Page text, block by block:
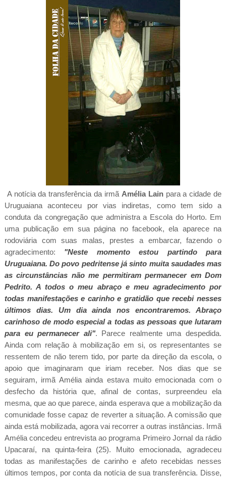
A notícia da transferência da irmã Amélia Lainpara a cidade de
Uruguaiana aconteceu por vias indiretas, como tem sido a
conduta da congregação que administra a Escola do Horto. Em
uma publicação em sua página no facebook, ela aparece na
rodoviária com suas malas, prestes a embarcar, fazendo o
agradecimento: "Neste momento estou partindo para
Uruguaiana. Do povo pedritense já sinto muita saudades mas
as circunstâncias não me permitiram permanecer em Dom
Pedrito. A todos o meu abraço e meu agradecimento por
todas manifestações e carinho e gratidão que recebi nesses
últimos dias. Um dia ainda nos encontraremos. Abraço
carinhoso de modo especial a todas as pessoas que lutaram
para eu permanecer ali". Parece realmente uma despedida.
Ainda com relação à mobilização em si, os representantes se
ressentem de não terem tido, por parte da direção da escola, o
apoio que imaginaram que iriam receber. Nos dias que se
seguiram, irmã Amélia ainda estava muito emocionada com o
desfecho da história que, afinal de contas, surpreendeu ela
mesma, que ao que parece, ainda esperava que a mobilização da
comunidade fosse capaz de reverter a situação. A comissão que
ainda está mobilizada, agora vai recorrer a outras instâncias. Irmã
Amélia concedeu entrevista ao programa Primeiro Jornal da rádio
Upacaraí, na quinta-feira (25). Muito emocionada, agradeceu
todas as manifestações de carinho e afeto recebidas nesses
últimos tempos, por conta da notícia de sua transferência. Disse,